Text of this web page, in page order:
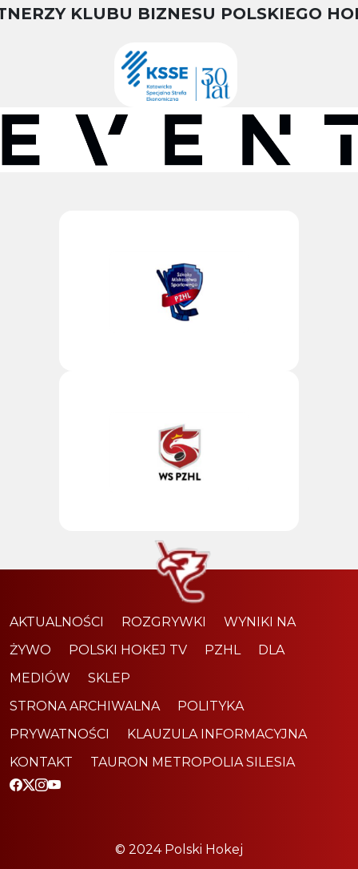
KLUBU BIZNESU POLSKIEGO
AKTUALNOŚCI ROZGRYWKI
WYNIKI NA
ŻYWO
POLSKI HOKEJ TV PZHL
DLA
MEDIÓW
SKLEP
STRONA ARCHIWALNA
POLITYKA
PRYWATNOŚCI
KLAUZULA INFORMACYJNA
KONTAKT
TAURON METROPOLIA SILESIA
© 2024 Polski Hokej